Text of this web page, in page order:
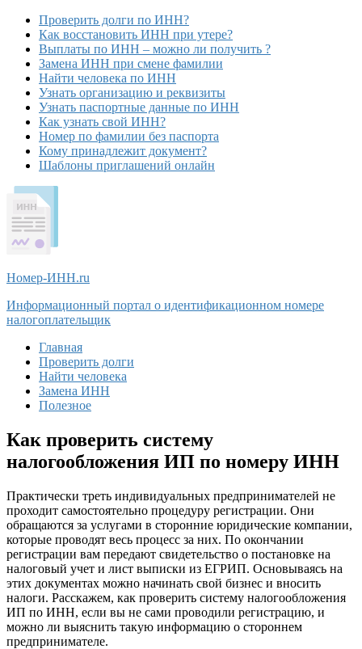
Проверить долги по ИНН?
Как восстановить ИНН при утере?
Выплаты по ИНН – можно ли получить ?
Замена ИНН при смене фамилии
Найти человека по ИНН
Узнать организацию и реквизиты
Узнать паспортные данные по ИНН
Как узнать свой ИНН?
Номер по фамилии без паспорта
Кому принадлежит документ?
Шаблоны приглашений онлайн
Номер-ИНН.ru
Информационный портал о идентификационном номере
налогоплательщик
Главная
Проверить долги
Найти человека
Замена ИНН
Полезное
Как проверить систему
налогообложения ИП по номеру ИНН
Практически треть индивидуальных предпринимателей не
проходит самостоятельно процедуру регистрации. Они
обращаются за услугами в сторонние юридические компании,
которые проводят весь процесс за них. По окончании
регистрации вам передают свидетельство о постановке на
налоговый учет и лист выписки из ЕГРИП. Основываясь на
этих документах можно начинать свой бизнес и вносить
налоги. Расскажем, как проверить систему налогообложения
ИП по ИНН, если вы не сами проводили регистрацию, и
можно ли выяснить такую информацию о стороннем
предпринимателе.